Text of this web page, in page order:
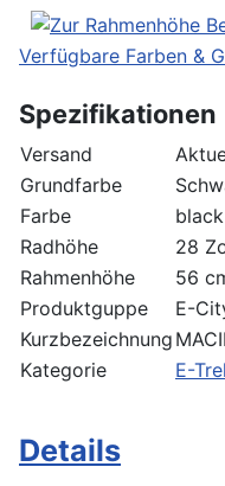
Verfügbare Farben &
Spezifikationen
Versand
Grundfarbe
Farbe
Radhöhe
28
Rahmenhöhe
56
Produktguppe
E-
Kurzbezeichnung
Kategorie
E-
Details